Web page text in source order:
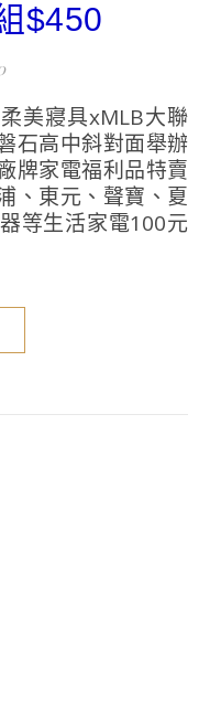
$450
石高中斜對面舉辦
牌家電福利品特賣
、東元、聲寶、夏
等生活家電100元